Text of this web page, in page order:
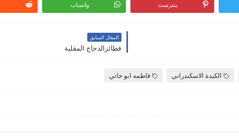
بنترست واتساب
المقال السابق
فطائرالدجاج المقلية
الكبدة الاسكندراني فاطمه ابو حاتي